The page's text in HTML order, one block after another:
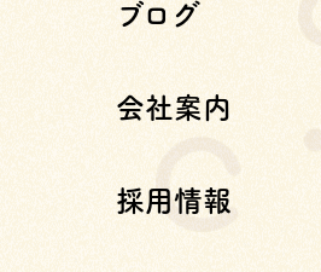
ブログ
会社案内
採用情報